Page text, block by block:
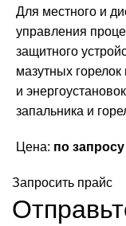
Для местного и
управления
защитного
мазутных
и
запальника и
Цена: по запросу
Запросить прайс